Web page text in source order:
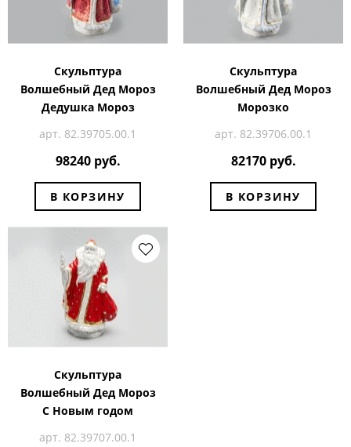
Скульптура
Волшебный Дед Мороз
Дедушка Мороз
арт. 82.39705.00.1
98240 руб.
В КОРЗИНУ
Скульптура
Волшебный Дед Мороз
Морозко
арт. 82.39706.00.1
82170 руб.
В КОРЗИНУ
Скульптура
Волшебный Дед Мороз
С Новым годом
арт. 82.39707.00.1